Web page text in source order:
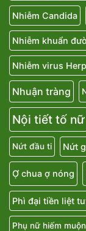
Nhiễm Candida
Nhiễm khuẩn
Nhiễm virus
Nhuận tràng
Nội tiết tố nữ
Nứt đầu ti Nứt
Ợ chua ợ nóng
Phì đại tiền liệt
Phụ nữ hiếm muộn